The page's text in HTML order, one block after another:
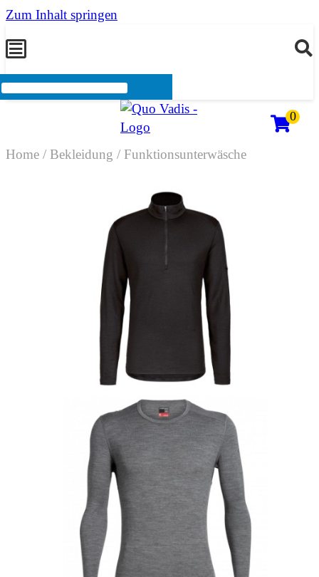
Zum Inhalt springen
0
Home / Bekleidung / Funktionsunterwäsche